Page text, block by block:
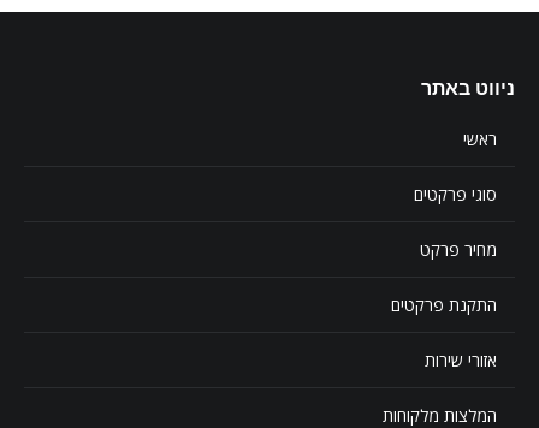
ניווט באתר
ראשי
סוגי פרקטים
מחיר פרקט
התקנת פרקטים
אזורי שירות
המלצות מלקוחות